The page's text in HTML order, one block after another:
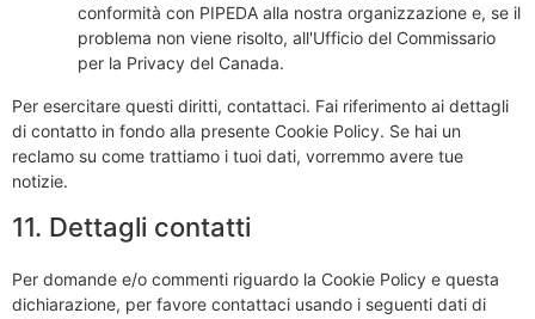
conformità con PIPEDA alla nostra organizzazione e, se il
problema non viene risolto, all'Ufficio del Commissario
per la Privacy del Canada.
Per esercitare questi diritti, contattaci. Fai riferimento ai dettagli
di contatto in fondo alla presente Cookie Policy. Se hai un
reclamo su come trattiamo i tuoi dati, vorremmo avere tue
notizie.
11. Dettagli contatti
Per domande e/o commenti riguardo la Cookie Policy e questa
dichiarazione, per favore contattaci usando i seguenti dati di